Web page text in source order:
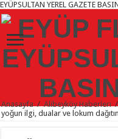
EYÜPSULTAN YEREL GAZETE
Anasayfa / Alibeyköy Haberleri /
yoğun ilgi, dualar ve lokum